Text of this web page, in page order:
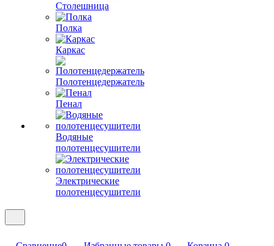
Столешница
Полка
Каркас
Полотенцедержатель
Пенал
Водяные
полотенцесушители
Электрические
полотенцесушители